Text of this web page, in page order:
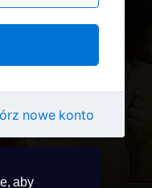
aby
nowe konto